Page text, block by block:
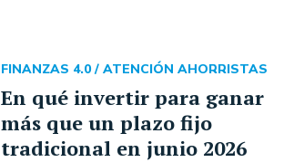
En qué invertir para ganar
más que un plazo fijo
tradicional en junio 2026
FINANZAS 4.0 / ATENCIÓN AHORRISTAS